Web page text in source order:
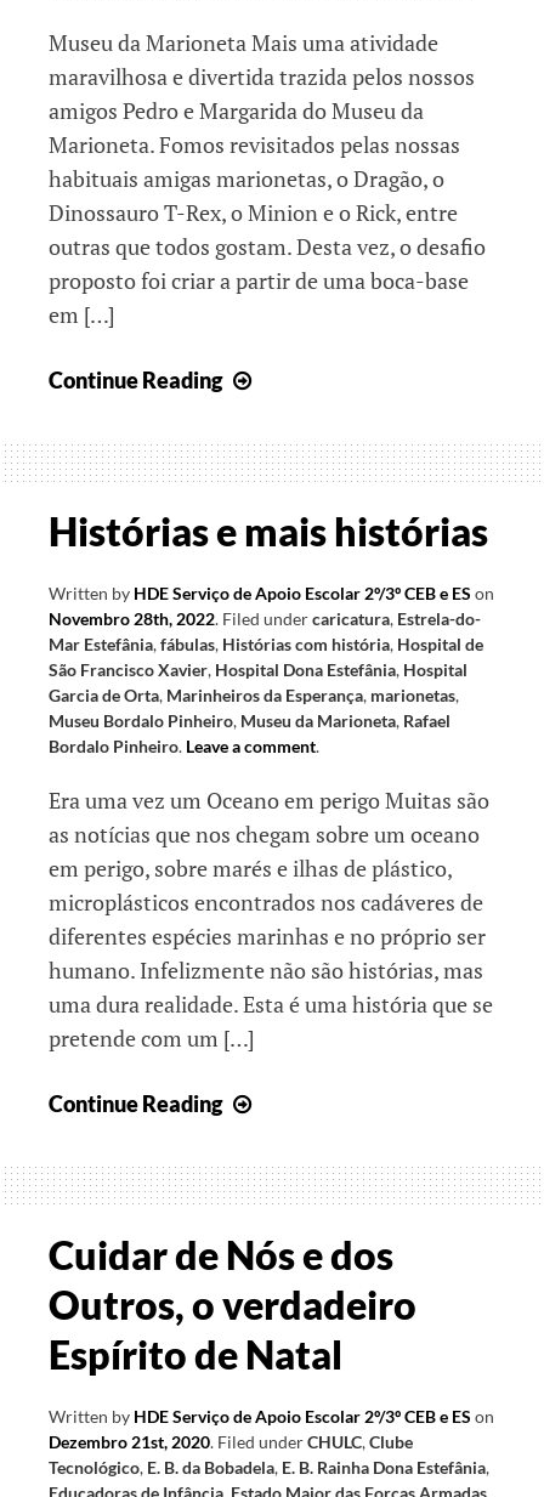
Museu da Marioneta Mais uma atividade
maravilhosa e divertida trazida pelos nossos
amigos Pedro e Margarida do Museu da
Marioneta. Fomos revisitados pelas nossas
habituais amigas marionetas, o Dragão, o
Dinossauro T-Rex, o Minion e o Rick, entre
outras que todos gostam. Desta vez, o desafio
proposto foi criar a partir de uma boca-base
em […]
Continue Reading
queremos
contar
Histórias e mais histórias
Written by HDE Serviço de Apoio Escolar 2º/3º CEB e ES on
Novembro 28th, 2022. Filed undercaricatura, Estrela-do-
Mar Estefânia,fábulas, Histórias com história, Hospital de
São Francisco Xavier, Hospital Dona Estefânia, Hospital
Garcia de Orta, Marinheiros da Esperança, marionetas,
Museu Bordalo Pinheiro, Museu da Marioneta, Rafael
Bordalo Pinheiro. Leave a comment.
Era uma vez um Oceano em perigo Muitas são
as notícias que nos chegam sobre um oceano
em perigo, sobre marés e ilhas de plástico,
microplásticos encontrados nos cadáveres de
diferentes espécies marinhas e no próprio ser
humano. Infelizmente não são histórias, mas
uma dura realidade. Esta é uma história que se
pretende com um […]
Continue Reading
mais
histórias
Cuidar de Nós e dos
Outros, o verdadeiro
Espírito de Natal
Written by HDE Serviço de Apoio Escolar 2º/3º CEB e ES on
Dezembro 21st, 2020. Filed underCHULC,Clube
Tecnológico, E. B. da Bobadela, E. B. Rainha Dona Estefânia,
Educadoras de Infância Estado Maior das Forças Armadas